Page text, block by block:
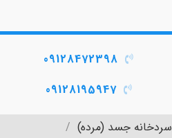
09128472398
09128195947
سردخانه جسد (مرده)